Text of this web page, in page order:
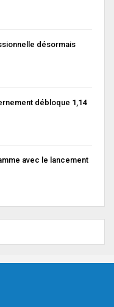
désormais
débloque 1,14
avec le lancement